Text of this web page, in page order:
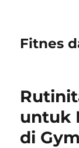
Fitnes
untuk
di Gym